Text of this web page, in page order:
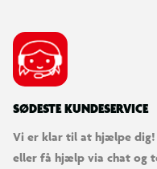
SØDESTE KUNDESERVICE
Vi er klar til at hjælpe dig!
eller få hjælp via chat og